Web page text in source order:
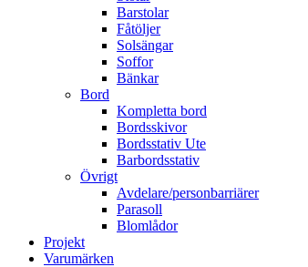
Barstolar
Fåtöljer
Solsängar
Soffor
Bänkar
Bord
Kompletta bord
Bordsskivor
Bordsstativ Ute
Barbordsstativ
Övrigt
Avdelare/personbarriärer
Parasoll
Blomlådor
Projekt
Varumärken